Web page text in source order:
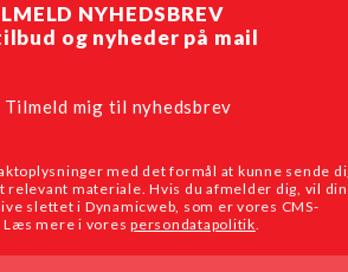
NYHEDSBREV
og nyheder på mail
Tilmeld mig til nyhedsbrev
med det formål at kunne sende
relevant materiale. Hvis du afmelder dig, vil
slettet i Dynamicweb, som er vores CMS-
Læs mere i vorespersondatapolitik.